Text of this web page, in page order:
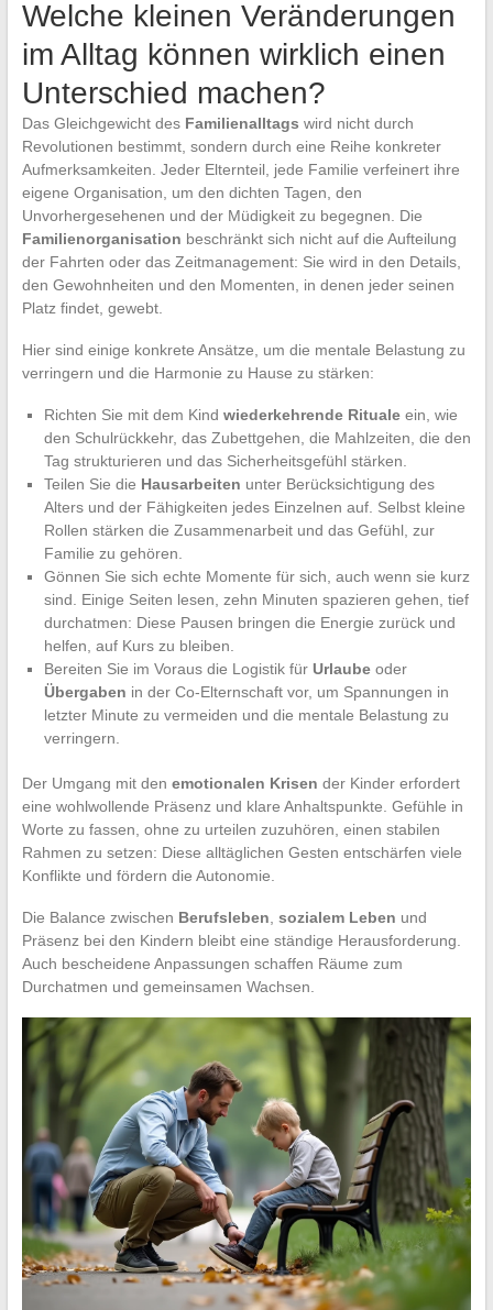
Welche kleinen Veränderungen
im Alltag können wirklich einen
Unterschied machen?
Das Gleichgewicht des Familienalltags wird nicht durch
Revolutionen bestimmt, sondern durch eine Reihe konkreter
Aufmerksamkeiten. Jeder Elternteil, jede Familie verfeinert ihre
eigene Organisation, um den dichten Tagen, den
Unvorhergesehenen und der Müdigkeit zu begegnen. Die
Familienorganisation beschränkt sich nicht auf die Aufteilung
der Fahrten oder das Zeitmanagement: Sie wird in den Details,
den Gewohnheiten und den Momenten, in denen jeder seinen
Platz findet, gewebt.
Hier sind einige konkrete Ansätze, um die mentale Belastung zu
verringern und die Harmonie zu Hause zu stärken:
Richten Sie mit dem Kind wiederkehrende Ritualeein, wie
den Schulrückkehr, das Zubettgehen, die Mahlzeiten, die den
Tag strukturieren und das Sicherheitsgefühl stärken.
Teilen Sie die Hausarbeiten unter Berücksichtigung des
Alters und der Fähigkeiten jedes Einzelnen auf. Selbst kleine
Rollen stärken die Zusammenarbeit und das Gefühl, zur
Familie zu gehören.
Gönnen Sie sich echte Momente für sich, auch wenn sie kurz
sind. Einige Seiten lesen, zehn Minuten spazieren gehen, tief
durchatmen: Diese Pausen bringen die Energie zurück und
helfen, auf Kurs zu bleiben.
Bereiten Sie im Voraus die Logistik für Urlaubeoder
Übergaben in der Co-Elternschaft vor, um Spannungen in
letzter Minute zu vermeiden und die mentale Belastung zu
verringern.
Der Umgang mit den emotionalen Krisen der Kinder erfordert
eine wohlwollende Präsenz und klare Anhaltspunkte. Gefühle in
Worte zu fassen, ohne zu urteilen zuzuhören, einen stabilen
Rahmen zu setzen: Diese alltäglichen Gesten entschärfen viele
Konflikte und fördern die Autonomie.
Die Balance zwischen Berufsleben sozialem Leben und
Präsenz bei den Kindern bleibt eine ständige Herausforderung.
Auch bescheidene Anpassungen schaffen Räume zum
Durchatmen und gemeinsamen Wachsen.